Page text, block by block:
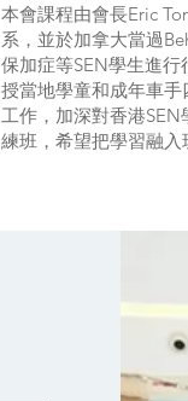
本會課程由會長Eric
系，並於加拿大當過
保加症等SEN學生進
授當地學童和成年車
工作，加深對香港
練班，希望把學習融入